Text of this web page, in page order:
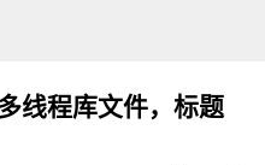
线程库文件，标题